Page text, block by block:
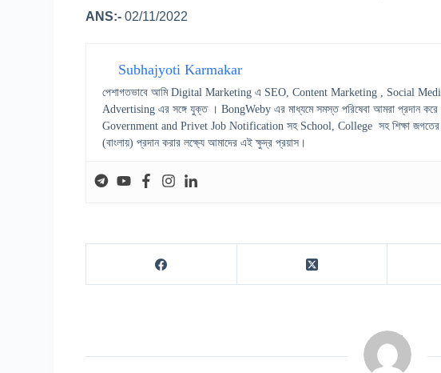
ANS:- 02/11/2022
Subhajyoti Karmakar
পেশাগতভাবে আমি Digital Marketing এ SEO, Content Marketing , Social
Advertising এর সঙ্গে যুক্ত । BongWeby এর মাধ্যমে সমস্ত পরিষেবা আমরা প্রদান
Government and Privet Job Notification সহ School, College সহ শিক্ষা জগতের
(বাংলায়) প্রদান করার লক্ষ্যে আমাদের এই ক্ষুদ্র প্রয়াস।